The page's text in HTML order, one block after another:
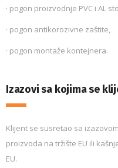
· pogon proizvodnje PVC i AL
· pogon antikorozivne zaštite,
· pogon montaže kontejnera.
Izazovi sa kojima se
Klijent se susretao sa
proizvoda na tržište EU ili
EU.